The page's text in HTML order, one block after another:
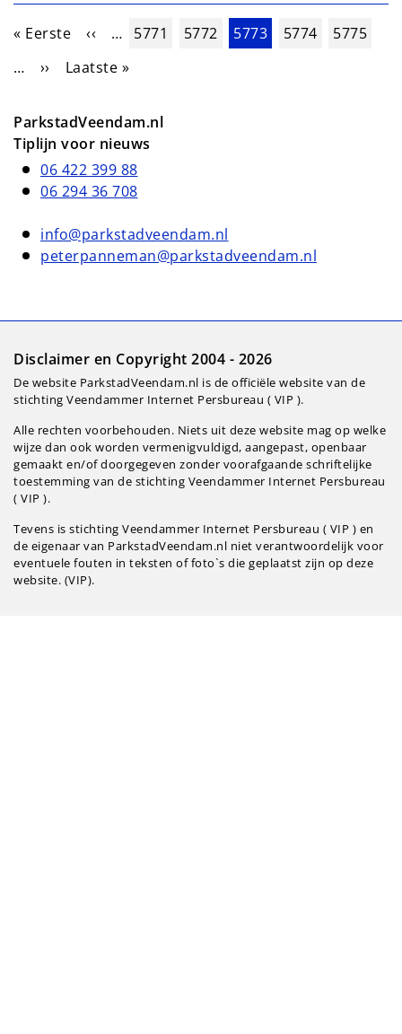
Paginering
Eerste pagina
« Eerste Vorige pagina
‹‹ … Pagina
5771 Pagina
5772 Huidige pagina
5773 Pagina
5774 Pagina
5775
…
Volgende pagina
›› Laatste pagina
Laatste »
ParkstadVeendam.nl
Tiplijn voor nieuws
06 422 399 88
06 294 36 708
info@parkstadveendam.nl
peterpanneman@parkstadveendam.nl
Disclaimer en Copyright 2004 - 2026
De website ParkstadVeendam.nl is de officiële website van de
stichting Veendammer Internet Persbureau ( VIP ).
Alle rechten voorbehouden. Niets uit deze website mag op welke
wijze dan ook worden vermenigvuldigd, aangepast, openbaar
gemaakt en/of doorgegeven zonder voorafgaande schriftelijke
toestemming van de stichting Veendammer Internet Persbureau
( VIP ).
Tevens is stichting Veendammer Internet Persbureau ( VIP ) en
de eigenaar van ParkstadVeendam.nl niet verantwoordelijk voor
eventuele fouten in teksten of foto`s die geplaatst zijn op deze
website. (VIP).